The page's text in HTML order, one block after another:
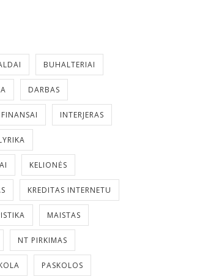
BUHALTERIAI
DARBAS
FINANSAI INTERJERAS
KELIONĖS
KREDITAS INTERNETU
MAISTAS
NT PIRKIMAS
PASKOLOS